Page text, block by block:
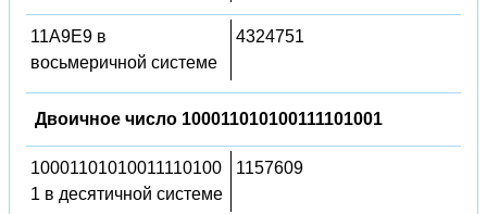
11A9E9 в
восьмеричной системе
4324751
Двоичное число 100011010100111101001
10001101010011110100
1 в десятичной системе
1157609